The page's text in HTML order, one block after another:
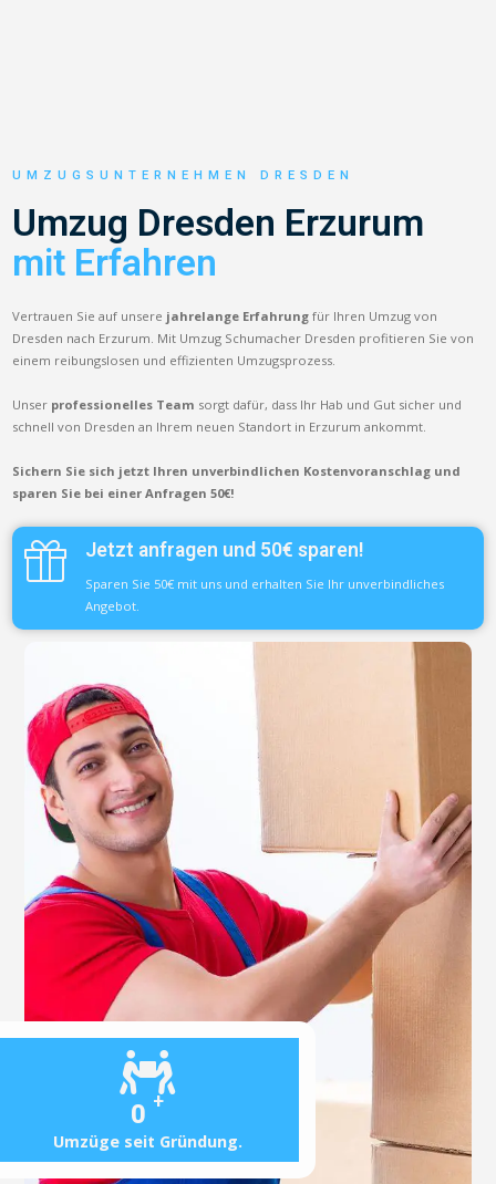
0 +
Umzüge seit Gründung.
UMZUGSUNTERNEHMEN DRESDEN
Umzug Dresden Erzurum
mit Erfahren
Vertrauen Sie auf unsere jahrelange Erfahrung für Ihren Umzug von
Dresden nach Erzurum. Mit Umzug Schumacher Dresden profitieren Sie von
einem reibungslosen und effizienten Umzugsprozess.
Unser professionelles Team sorgt dafür, dass Ihr Hab und Gut sicher und
schnell von Dresden an Ihrem neuen Standort in Erzurum ankommt.
Sichern Sie sich jetzt Ihren unverbindlichen Kostenvoranschlag und
sparen Sie bei einer Anfragen 50€!
Jetzt anfragen und 50€ sparen!
Sparen Sie 50€ mit uns und erhalten Sie Ihr unverbindliches
Angebot.